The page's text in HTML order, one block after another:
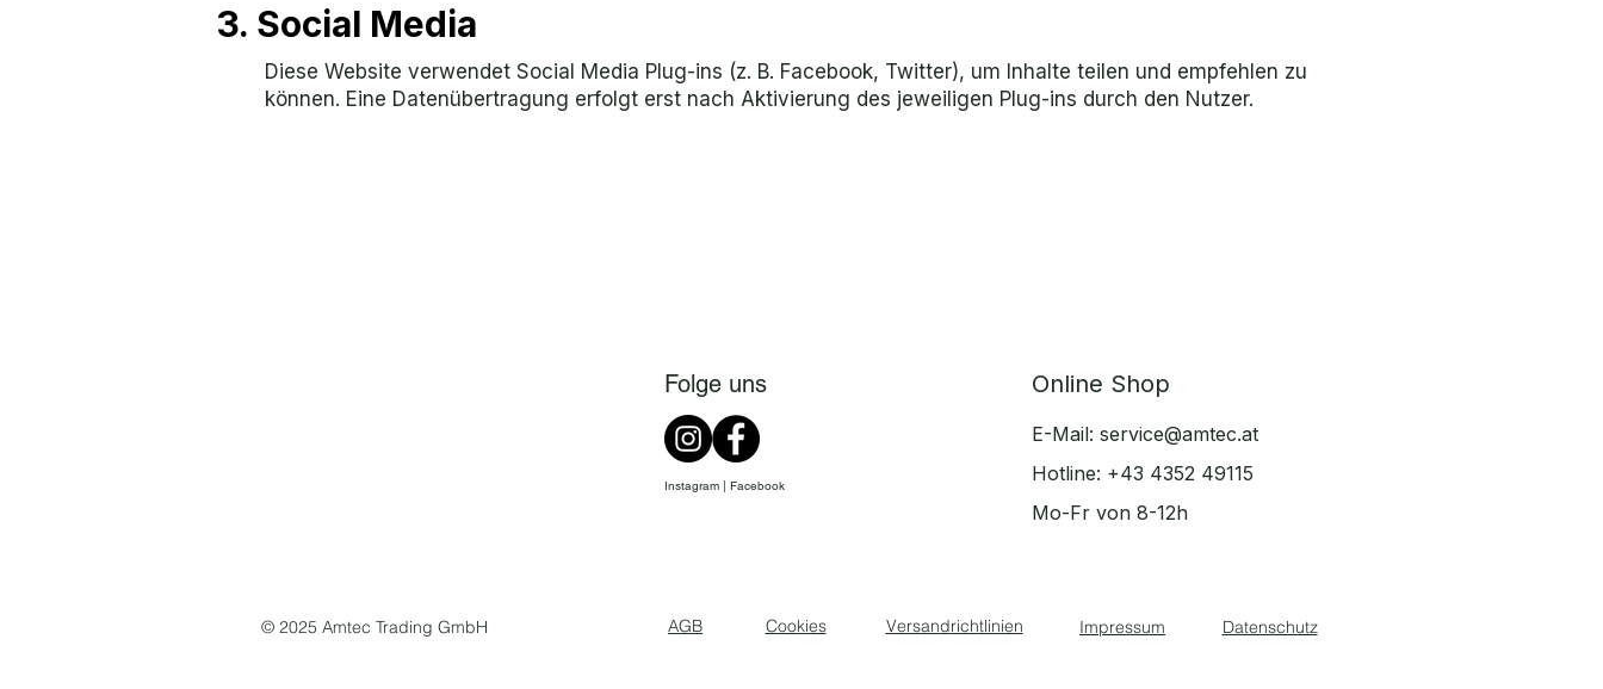
3. Social Media
Diese Website verwendet Social Media Plug-ins (z. B. Facebook, Twitter), um Inhalte teilen und empfehlen zu
können. Eine Datenübertragung erfolgt erst nach Aktivierung des jeweiligen Plug-ins durch den Nutzer.​
Folge uns
Instagram | Facebook
Online Shop
E-Mail: service@amtec.at
Hotline: +43 4352 49115
Mo-Fr von 8-12h
© 2025 Amtec Trading GmbH AGB Cookies Versandrichtlinien Impressum Datenschutz